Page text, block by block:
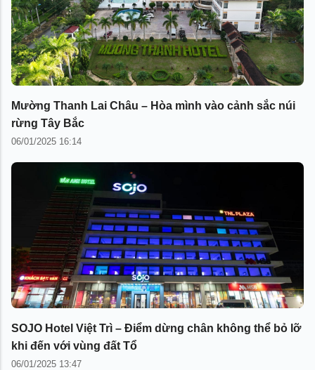
Mường Thanh Lai Châu – Hòa mình vào cảnh sắc núi
rừng Tây Bắc
06/01/2025 16:14
SOJO Hotel Việt Trì – Điểm dừng chân không thể bỏ lỡ
khi đến với vùng đất Tổ
06/01/2025 13:47